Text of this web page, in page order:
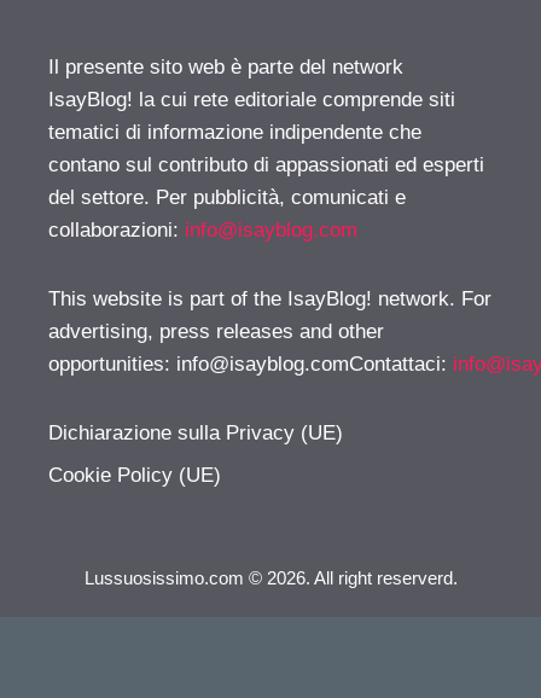
Il presente sito web è parte del network
IsayBlog! la cui rete editoriale comprende siti
tematici di informazione indipendente che
contano sul contributo di appassionati ed esperti
del settore. Per pubblicità, comunicati e
collaborazioni: info@isayblog.com
This website is part of the IsayBlog! network. For
advertising, press releases and other
opportunities: info@isayblog.comContattaci:
Dichiarazione sulla Privacy (UE)
Cookie Policy (UE)
Lussuosissimo.com © 2026. All right reserverd.